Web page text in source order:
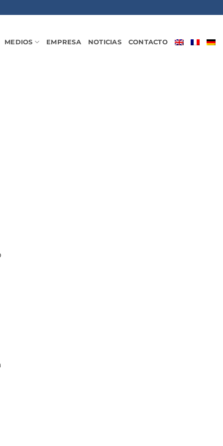
MEDIOS EMPRESA NOTICIAS CONTACTO